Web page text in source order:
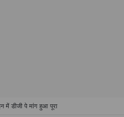
में डीजी पे मांग हुआ पूरा